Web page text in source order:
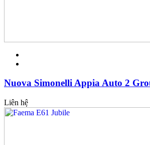
Nuova Simonelli Appia Auto 2
Liên hệ